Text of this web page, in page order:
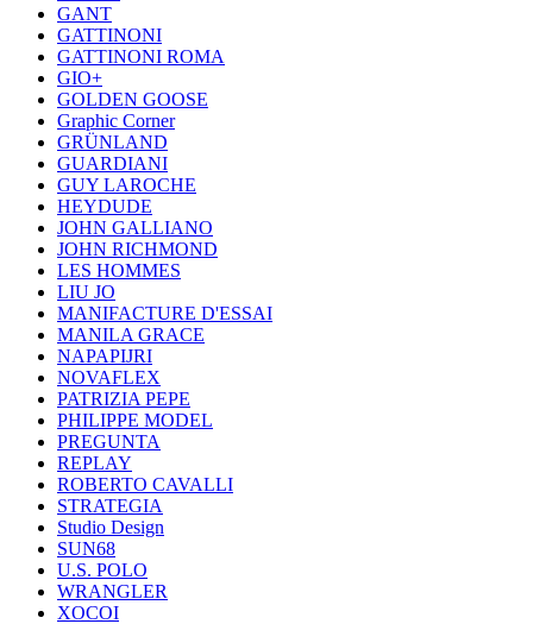
GANT
GATTINONI
GATTINONI ROMA
GIO+
GOLDEN GOOSE
Graphic Corner
GRÜNLAND
GUARDIANI
GUY LAROCHE
HEYDUDE
JOHN GALLIANO
JOHN RICHMOND
LES HOMMES
LIU JO
MANIFACTURE D'ESSAI
MANILA GRACE
NAPAPIJRI
NOVAFLEX
PATRIZIA PEPE
PHILIPPE MODEL
PREGUNTA
REPLAY
ROBERTO CAVALLI
STRATEGIA
Studio Design
SUN68
U.S. POLO
WRANGLER
XOCOI